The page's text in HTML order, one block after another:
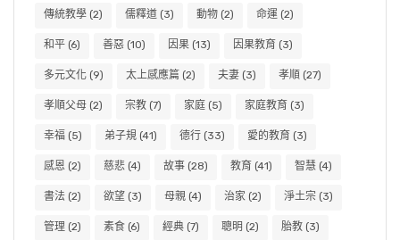
傳統教學 (2) 儒釋道 (3) 動物 (2) 命運 (2)
和平 (6) 善惡 (10) 因果 (13) 因果教育 (3)
多元文化 (9) 太上感應篇 (2) 夫妻 (3) 孝順 (27)
孝順父母 (2) 宗教 (7) 家庭 (5) 家庭教育 (3)
幸福 (5) 弟子規 (41) 德行 (33) 愛的教育 (3)
感恩 (2) 慈悲 (4) 故事 (28) 教育 (41) 智慧 (4)
書法 (2) 欲望 (3) 母親 (4) 治家 (2) 淨土宗 (3)
管理 (2) 素食 (6) 經典 (7) 聰明 (2) 胎教 (3)